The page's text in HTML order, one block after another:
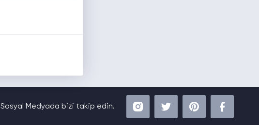
Sosyal Medyada bizi takip edin.